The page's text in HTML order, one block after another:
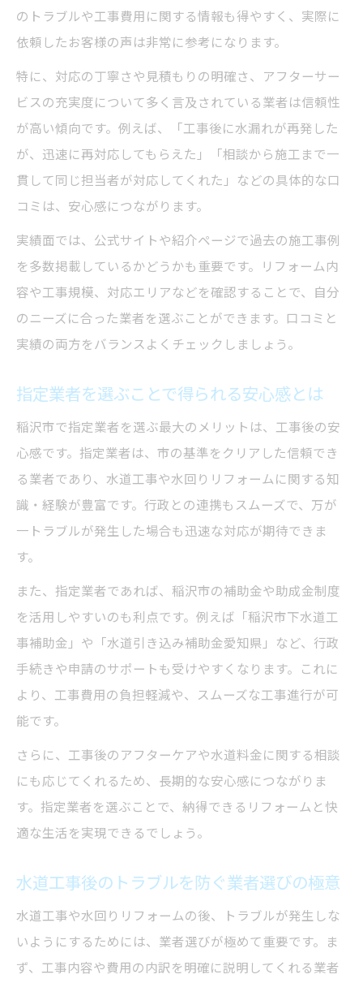
のトラブルや工事費用に関する情報も得やすく、実際に
依頼したお客様の声は非常に参考になります。
特に、対応の丁寧さや見積もりの明確さ、アフターサー
ビスの充実度について多く言及されている業者は信頼性
が高い傾向です。例えば、「工事後に水漏れが再発した
が、迅速に再対応してもらえた」「相談から施工まで一
貫して同じ担当者が対応してくれた」などの具体的な口
コミは、安心感につながります。
実績面では、公式サイトや紹介ページで過去の施工事例
を多数掲載しているかどうかも重要です。リフォーム内
容や工事規模、対応エリアなどを確認することで、自分
のニーズに合った業者を選ぶことができます。口コミと
実績の両方をバランスよくチェックしましょう。
指定業者を選ぶことで得られる安心感とは
稲沢市で指定業者を選ぶ最大のメリットは、工事後の安
心感です。指定業者は、市の基準をクリアした信頼でき
る業者であり、水道工事や水回りリフォームに関する知
識・経験が豊富です。行政との連携もスムーズで、万が
一トラブルが発生した場合も迅速な対応が期待できま
す。
また、指定業者であれば、稲沢市の補助金や助成金制度
を活用しやすいのも利点です。例えば「稲沢市下水道工
事補助金」や「水道引き込み補助金愛知県」など、行政
手続きや申請のサポートも受けやすくなります。これに
より、工事費用の負担軽減や、スムーズな工事進行が可
能です。
さらに、工事後のアフターケアや水道料金に関する相談
にも応じてくれるため、長期的な安心感につながりま
す。指定業者を選ぶことで、納得できるリフォームと快
適な生活を実現できるでしょう。
水道工事後のトラブルを防ぐ業者選びの極意
水道工事や水回りリフォームの後、トラブルが発生しな
いようにするためには、業者選びが極めて重要です。ま
ず、工事内容や費用の内訳を明確に説明してくれる業者